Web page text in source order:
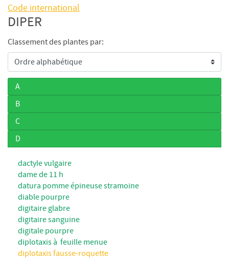
Classement des plantes par:
A
B
C
D
dactyle vulgaire
dame de 11 h
datura pomme épineuse stramoine
diable pourpre
digitaire glabre
digitaire sanguine
digitale pourpre
diplotaxis à feuille menue
diplotaxis fausse-roquette
Code international
DIPER